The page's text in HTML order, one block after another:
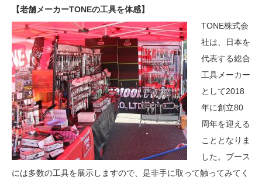
【老舗メーカーTONEの工具を体感】
TONE株式会
社は、日本を
代表する総合
工具メーカー
として2018
年に創立80
周年を迎える
こととなりま
した。ブース
には多数の工具を展示しますので、是非手に取って触ってみてく